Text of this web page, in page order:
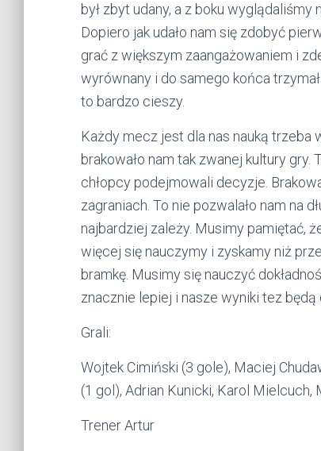
był zbyt udany, a z boku
Dopiero jak udało nam się zdobyć
grać z większym zaangażowaniem i
wyrównany i do samego końca
to bardzo cieszy.
Każdy mecz jest dla nas nauką
brakowało nam tak zwanej kultury
chłopcy podejmowali decyzje.
zagraniach. To nie pozwalało nam na
najbardziej zależy. Musimy pamiętać,
więcej się nauczymy i zyskamy niż
bramkę. Musimy się nauczyć
znacznie lepiej i nasze wyniki tez będą
Grali:
Wojtek Cimiński (3 gole), Maciej
(1 gol), Adrian Kunicki, Karol Mielcuch,
Trener Artur